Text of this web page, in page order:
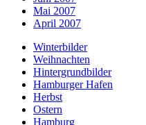
Mai 2007
April 2007
Winterbilder
Weihnachten
Hintergrundbilder
Hamburger Hafen
Herbst
Ostern
Hamburg